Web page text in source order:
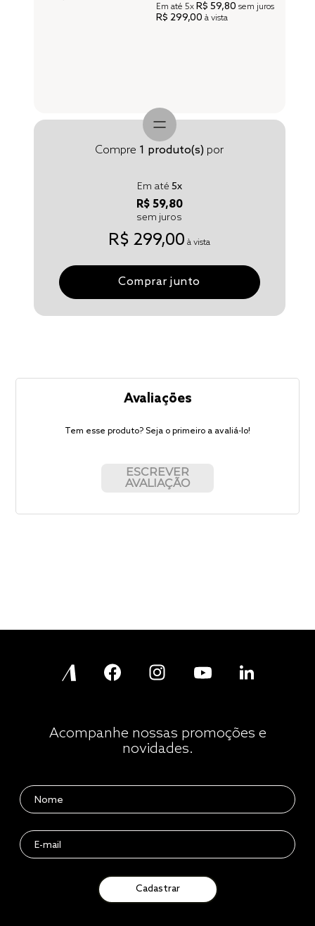
Em até 5x R$ 59,80 sem juros
R$ 299,00 à vista
Compre 1 produto(s) por
Em até 5x
R$ 59,80
sem juros
R$ 299,00 à vista
Comprar junto
Avaliações
Tem esse produto? Seja o primeiro a avaliá-lo!
ESCREVER
AVALIAÇÃO
Acompanhe nossas promoções e
novidades.
Cadastrar